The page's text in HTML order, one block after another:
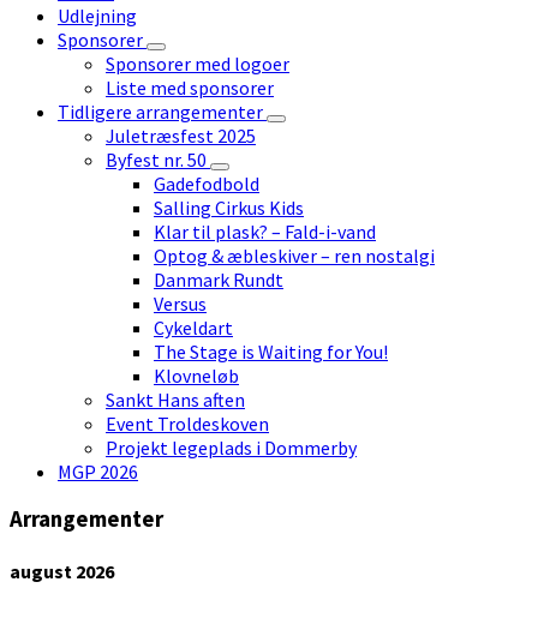
Udlejning
Sponsorer
Sponsorer med logoer
Liste med sponsorer
Tidligere arrangementer
Juletræsfest 2025
Byfest nr. 50
Gadefodbold
Salling Cirkus Kids
Klar til plask? – Fald-i-vand
Optog & æbleskiver – ren nostalgi
Danmark Rundt
Versus
Cykeldart
The Stage is Waiting for You!
Klovneløb
Sankt Hans aften
Event Troldeskoven
Projekt legeplads i Dommerby
MGP 2026
Arrangementer
august 2026